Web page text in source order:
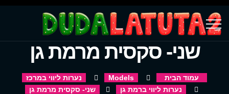
שני- סקסית מרמת גן
עמוד הבית Models
נערות ליווי במרכז
נערות ליווי ברמת גן
שני- סקסית מרמת גן